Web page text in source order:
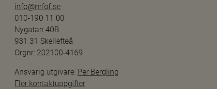
info@mfof.se
010-190 11 00
Nygatan 40B
931 31 Skellefteå
Orgnr: 202100-4169
Ansvarig utgivare: Per Bergling
Fler kontaktuppgifter